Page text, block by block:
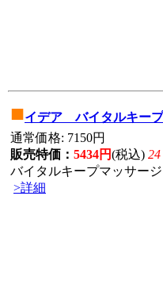
■イデア バイタルキープ
通常価格: 7150円
販売特価： 5434円(税込)
バイタルキープマッサー
>詳細